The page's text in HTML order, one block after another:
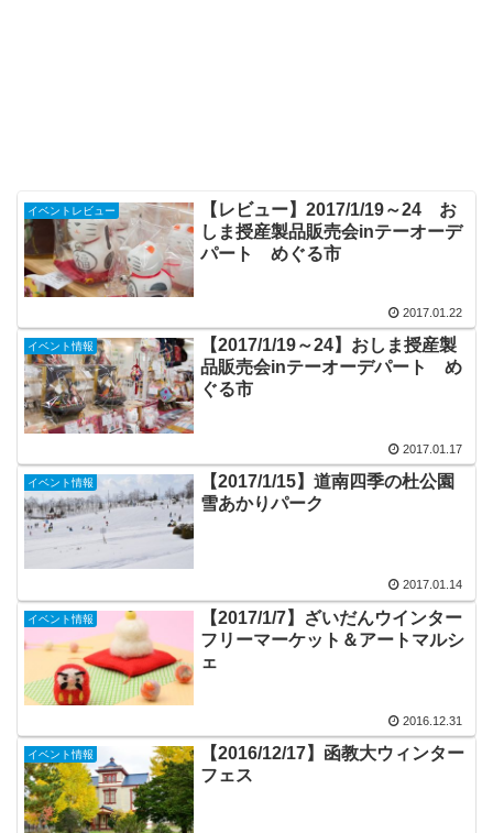
イベントレビュー
【レビュー】2017/1/19～24 お
しま授産製品販売会inテーオーデ
パート めぐる市
2017.01.22
イベント情報
【2017/1/19～24】おしま授産製
品販売会inテーオーデパート め
ぐる市
2017.01.17
イベント情報
【2017/1/15】道南四季の杜公園
雪あかりパーク
2017.01.14
イベント情報
【2017/1/7】ざいだんウインター
フリーマーケット＆アートマルシ
ェ
2016.12.31
イベント情報
【2016/12/17】函教大ウィンター
フェス